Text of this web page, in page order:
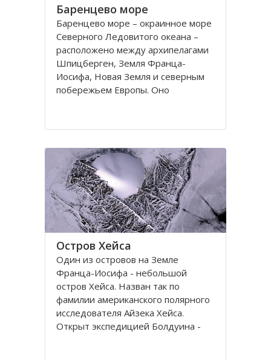
Баренцево море
Баренцево море – окраинное море
Северного Ледовитого океана –
расположено между архипелагами
Шпицберген, Земля Франца-
Иосифа, Новая Земля и северным
побережьем Европы. Оно
поверхности составляет 1424
Вмещает 282
Остров Хейса
Один из островов на Земле
Франца-Иосифа - небольшой
остров Хейса. Назван так по
фамилии американского полярного
исследователя Айзека Хейса.
Открыт экспедицией Болдуина -